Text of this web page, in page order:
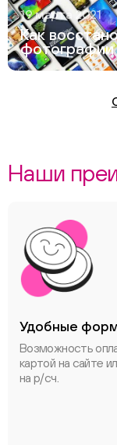
19 марта 2021
Как
Наши
Удобные
Возможность
картой на сайте
на р/сч.